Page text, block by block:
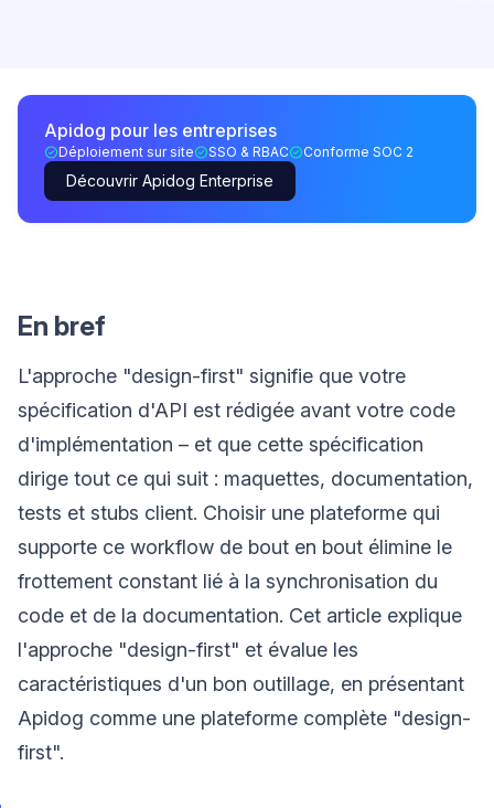
Apidog pour les entreprises
Déploiement sur site SSO & RBAC Conforme SOC 2
Découvrir Apidog Enterprise
En bref
L'approche "design-first" signifie que votre
spécification d'API est rédigée avant votre code
d'implémentation – et que cette spécification
dirige tout ce qui suit : maquettes, documentation,
tests et stubs client. Choisir une plateforme qui
supporte ce workflow de bout en bout élimine le
frottement constant lié à la synchronisation du
code et de la documentation. Cet article explique
l'approche "design-first" et évalue les
caractéristiques d'un bon outillage, en présentant
Apidog comme une plateforme complète "design-
first".